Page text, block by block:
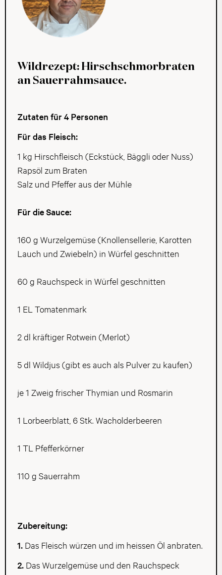
Wildrezept: Hirschschmorbraten
an Sauerrahmsauce.
Zutaten für 4 Personen
Für das Fleisch:
1 kg Hirschfleisch (Eckstück, Bäggli oder Nuss)
Rapsöl zum Braten
Salz und Pfeffer aus der Mühle
Für die Sauce:
160 g Wurzelgemüse (Knollensellerie, Karotten
Lauch und Zwiebeln) in Würfel geschnitten
60 g Rauchspeck in Würfel geschnitten
1 EL Tomatenmark
2 dl kräftiger Rotwein (Merlot)
5 dl Wildjus (gibt es auch als Pulver zu kaufen)
je 1 Zweig frischer Thymian und Rosmarin
1 Lorbeerblatt, 6 Stk. Wacholderbeeren
1 TL Pfefferkörner
110 g Sauerrahm
Zubereitung:
1. Das Fleisch würzen und im heissen Öl anbraten.
2. Das Wurzelgemüse und den Rauchspeck